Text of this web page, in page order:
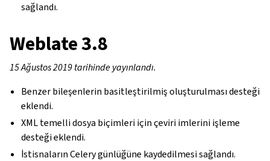
sağlandı.
Weblate 3.8
15 Ağustos 2019 tarihinde yayınlandı.
Benzer bileşenlerin basitleştirilmiş oluşturulması desteği
eklendi.
XML temelli dosya biçimleri için çeviri imlerini işleme
desteği eklendi.
İstisnaların Celery günlüğüne kaydedilmesi sağlandı.